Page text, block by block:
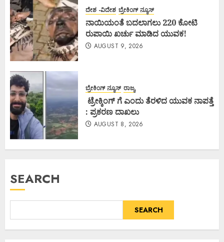
ದೇಶ -ವಿದೇಶ ಬ್ರೇಕಿಂಗ್ ನ್ಯೂಸ್
ನಾಯಿಯಂತೆ ಬದಲಾಗಲು 220 ಕೋಟಿ
ರುಪಾಯಿ ಖರ್ಚು ಮಾಡಿದ ಯುವಕ!
AUGUST 9, 2026
ಬ್ರೇಕಿಂಗ್ ನ್ಯೂಸ್ ರಾಜ್ಯ
ಟ್ರೇಕ್ಕಿಂಗ್ ಗೆ ಎಂದು ತೆರಳಿದ ಯುವಕ ನಾಪತ್ತೆ
: ಪ್ರಕರಣ ದಾಖಲು
AUGUST 8, 2026
SEARCH
SEARCH